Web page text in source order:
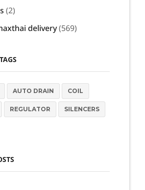
(2)
delivery(569)
AUTO DRAIN COIL
REGULATOR SILENCERS